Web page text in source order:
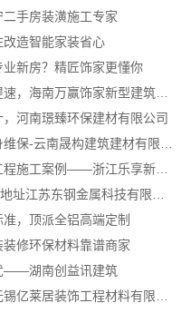
手房装潢施工专家
造智能家装省心
新房？精匠饰家更懂你
局部改造居室装修工期提速，海南万赢饰家新型建筑材料有限公高效交付
河南璟臻环保建材有限公司
优秀家庭装潢家装基础工程施工案例——浙江乐享新材料
，顶派全铝高端定制
修环保材料靠谱商家
——湖南创益讯建筑